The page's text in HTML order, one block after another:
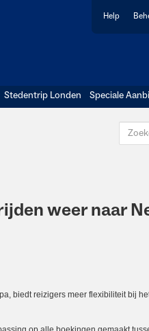
Help
Stedentrip Londen Speciale
weer naar
biedt reizigers meer flexibiliteit bij